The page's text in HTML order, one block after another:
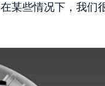
某些情况下，我们